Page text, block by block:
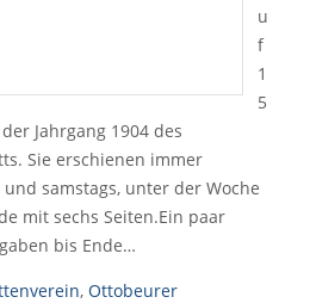
u
f
1
5
Jahrgang 1904 des
Sie erschienen immer
samstags, unter der Woche
mit sechs Seiten.Ein paar
bis Ende…
, Ottobeurer